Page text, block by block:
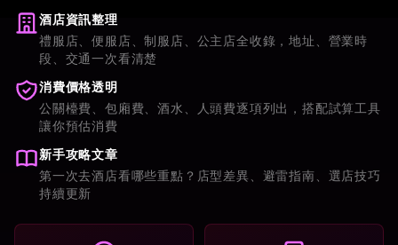
酒店資訊整理
禮服店、便服店、制服店、公主店全收錄，地址、營業時
段、交通一次看清楚
消費價格透明
公關檯費、包廂費、酒水、人頭費逐項列出，搭配試算工具
讓你預估消費
新手攻略文章
第一次去酒店看哪些重點？店型差異、避雷指南、選店技巧
持續更新